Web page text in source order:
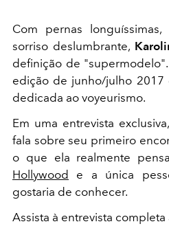
Com pernas
sorriso deslumbrante,
definição de
edição de junho/julho 2017
dedicada ao voyeurismo.
Em uma entrevista
fala sobre seu primeiro
o que ela realmente
Hollywood e a única
gostaria de conhecer.
Assista à entrevista completa